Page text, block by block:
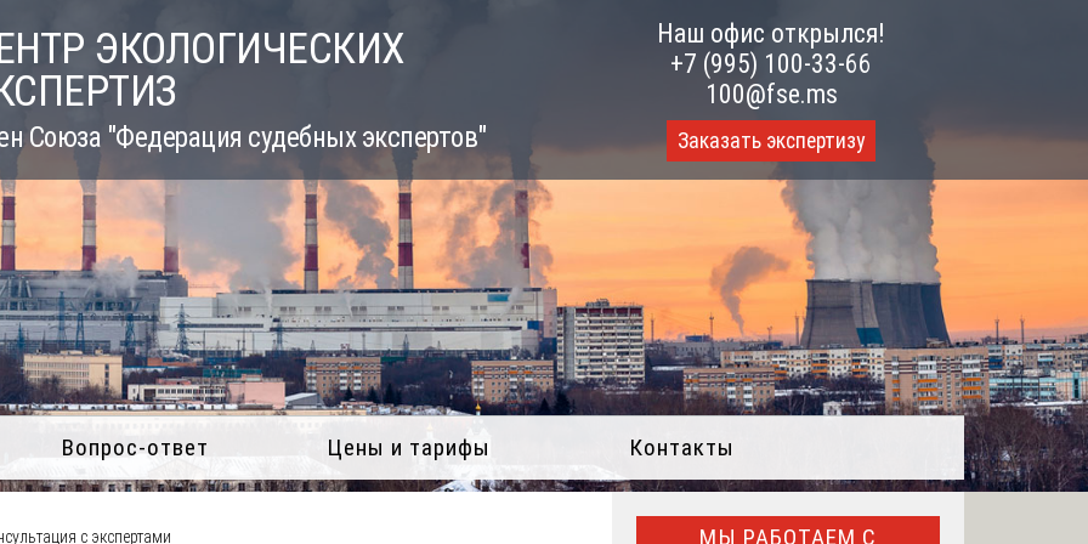
ЭКОЛОГИЧЕСКИХ
Союза "Федерация судебных экспертов"
Наш офис открылся!
+7 (995) 100-33-66
100@fse.ms
Заказать экспертизу
Вопрос-ответ Цены и тарифы Контакты
с экспертами
МЫ РАБОТАЕМ С